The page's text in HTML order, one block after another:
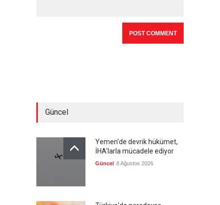
Güncel
Yemen'de devrik hükümet,
İHA'larla mücadele ediyor
Güncel 8 Ağustos 2026